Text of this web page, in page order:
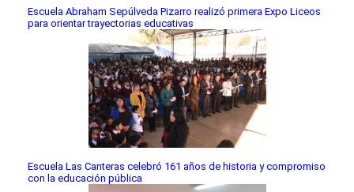
Escuela Abraham Sepúlveda Pizarro realizó primera Expo Liceos
para orientar trayectorias educativas
Escuela Las Canteras celebró 161 años de historia y compromiso
con la educación pública